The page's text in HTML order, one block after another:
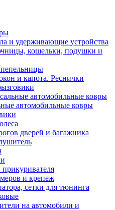
и удерживающие устройства
кошельки, подушки и
и капота. Реснички
автомобильные ковры
автомобильные ковры
дверей и багажника
прикуривателя
и крепеж
сетки для тюнинга
на автомобили и